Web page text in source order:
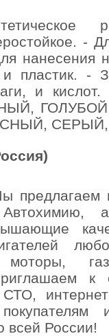
-
нанесения
пластик. -
и кислот.
предлагаем
к
всей России!